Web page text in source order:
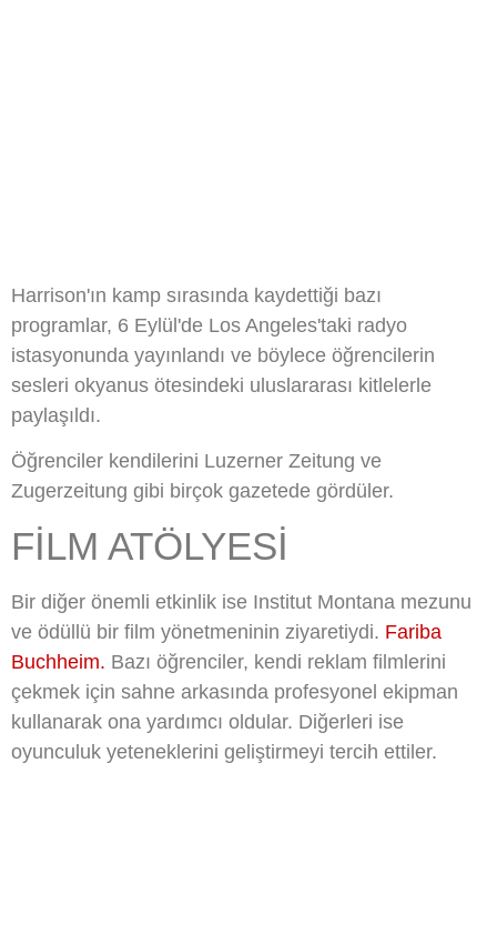
Harrison'ın kamp sırasında kaydettiği bazı
programlar, 6 Eylül'de Los Angeles'taki radyo
istasyonunda yayınlandı ve böylece öğrencilerin
sesleri okyanus ötesindeki uluslararası kitlelerle
paylaşıldı.
Öğrenciler kendilerini Luzerner Zeitung ve
Zugerzeitung gibi birçok gazetede gördüler.
FILM ATÖLYESI
Bir diğer önemli etkinlik ise Institut Montana mezunu
ve ödüllü bir film yönetmeninin ziyaretiydi. Fariba
Buchheim. Bazı öğrenciler, kendi reklam filmlerini
çekmek için sahne arkasında profesyonel ekipman
kullanarak ona yardımcı oldular. Diğerleri ise
oyunculuk yeteneklerini geliştirmeyi tercih ettiler.